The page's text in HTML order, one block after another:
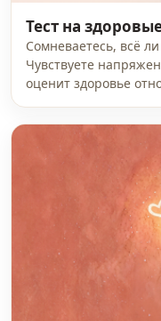
Тест на
Сомневаетесь, всё
Чувствуете
оценит здоровье